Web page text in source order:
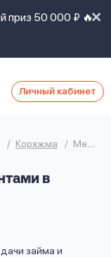
приз 50 000 ₽ 🔥
Личный кабинет
Коряжма Менеджер по работе с клиентами
в
займа и